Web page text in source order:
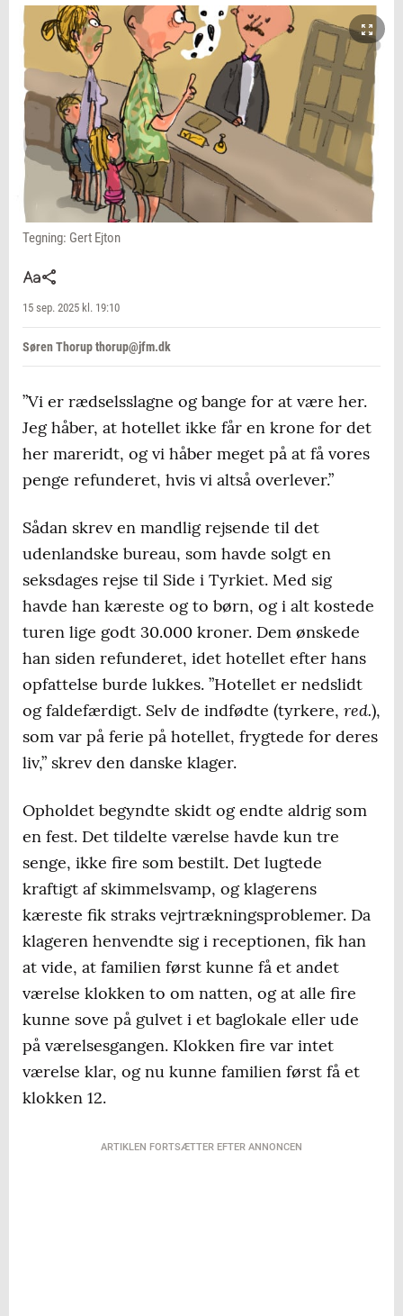
Tegning: Gert Ejton
15 sep. 2025 kl. 19:10
Søren Thorup thorup@jfm.dk
”Vi er rædselsslagne og bange for at være her.
Jeg håber, at hotellet ikke får en krone for det
her mareridt, og vi håber meget på at få vores
penge refunderet, hvis vi altså overlever.”
Sådan skrev en mandlig rejsende til det
udenlandske bureau, som havde solgt en
seksdages rejse til Side i Tyrkiet. Med sig
havde han kæreste og to børn, og i alt kostede
turen lige godt 30.000 kroner. Dem ønskede
han siden refunderet, idet hotellet efter hans
opfattelse burde lukkes. ”Hotellet er nedslidt
og faldefærdigt. Selv de indfødte (tyrkere, red.),
som var på ferie på hotellet, frygtede for deres
liv,” skrev den danske klager.
Opholdet begyndte skidt og endte aldrig som
en fest. Det tildelte værelse havde kun tre
senge, ikke fire som bestilt. Det lugtede
kraftigt af skimmelsvamp, og klagerens
kæreste fik straks vejrtrækningsproblemer. Da
klageren henvendte sig i receptionen, fik han
at vide, at familien først kunne få et andet
værelse klokken to om natten, og at alle fire
kunne sove på gulvet i et baglokale eller ude
på værelsesgangen. Klokken fire var intet
værelse klar, og nu kunne familien først få et
klokken 12.
ARTIKLEN FORTSÆTTER EFTER ANNONCEN